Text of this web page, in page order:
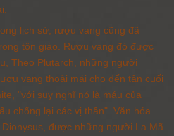
lịch sử , rượu vang cũng đã
tôn giáo Rượu vang đỏ được
, Theo Plutarch , những người
vang thoải mái cho đến tận cuối
"với suy nghĩ nó là máu của
chống lại các vị thần". Văn hóa
được những người La Mã